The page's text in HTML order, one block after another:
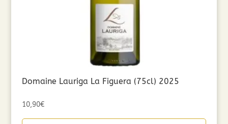
Domaine Lauriga La Figuera (75cl) 2025
10,90€